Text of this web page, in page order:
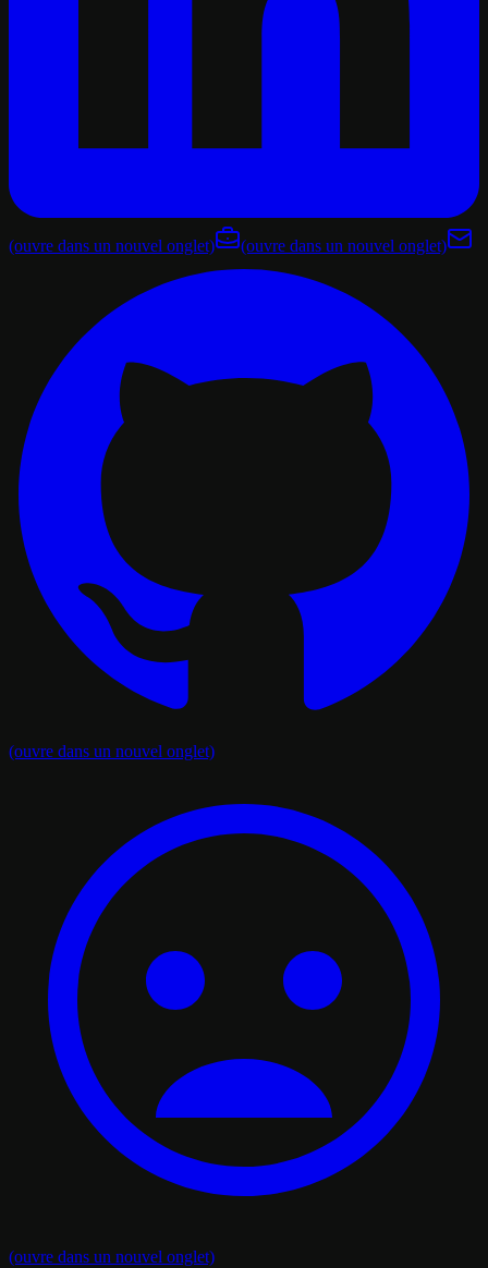
(ouvre dans un nouvel onglet) (ouvre dans un nouvel onglet)
(ouvre dans un nouvel onglet)
(ouvre dans un nouvel onglet)